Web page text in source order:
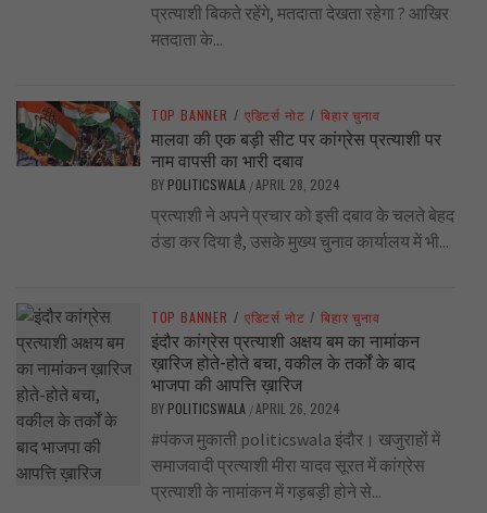
प्रत्याशी बिकते रहेंगे, मतदाता देखता रहेगा ? आखिर
मतदाता के...
TOP BANNER / एडिटर्स नोट / बिहार चुनाव
मालवा की एक बड़ी सीट पर कांग्रेस प्रत्याशी पर
नाम वापसी का भारी दबाव
BY POLITICSWALA /APRIL 28, 2024
प्रत्याशी ने अपने प्रचार को इसी दबाव के चलते बेहद
ठंडा कर दिया है, उसके मुख्य चुनाव कार्यालय में भी...
TOP BANNER / एडिटर्स नोट / बिहार चुनाव
इंदौर कांग्रेस प्रत्याशी अक्षय बम का नामांकन
ख़ारिज होते-होते बचा, वकील के तर्कों के बाद
भाजपा की आपत्ति ख़ारिज
BY POLITICSWALA /APRIL 26, 2024
#पंकज मुकाती politicswala इंदौर। खजुराहों में
समाजवादी प्रत्याशी मीरा यादव सूरत में कांग्रेस
प्रत्याशी के नामांकन में गड़बड़ी होने से...